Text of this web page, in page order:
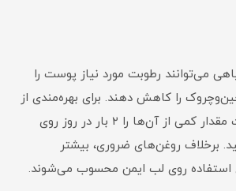
می‌توانند رطوبت مورد نیاز پوست را
را کاهش دهند. برای بهره‌مندی از
این خواص کافی است مقدار کمی از آن‌ها را ۲ بار در روز روی
برخلاف روغن‌های ضروری، بیشتر
استفاده روی لب‌ ایمن محسوب می‌شوند.